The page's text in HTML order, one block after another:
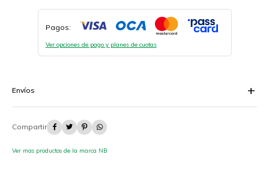
Pagos:
Ver opciones de pago y planes de cuotas
Envíos
   
Ver mas productos de la marca NB